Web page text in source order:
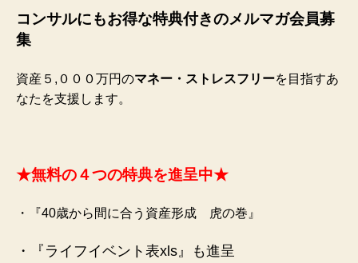
コンサルにもお得な特典付きのメルマガ会員募
集
資産５,０００万円のマネー・ストレスフリーを目指すあ
なたを支援します。
★無料の４つの特典を進呈中★
・『40歳から間に合う資産形成 虎の巻』
・『ライフイベント表xls』も進呈